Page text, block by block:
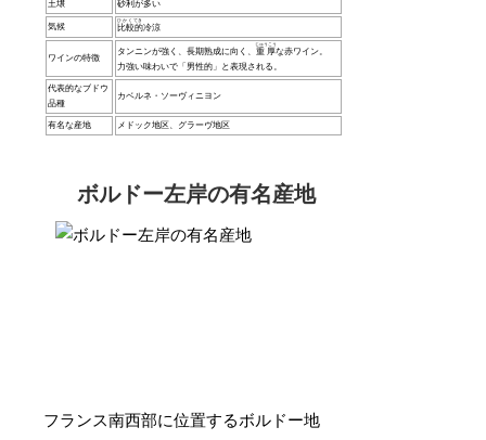
土壌 砂利が多い
気候 比較的
ひかくてき
冷涼
ワインの特徴
タンニンが強く、長期熟成に向く、重厚
じゅうこう
な赤ワイン。
力強い味わいで「男性的」と表現される。
代表的なブドウ
品種
カベルネ・ソーヴィニヨン
有名な産地 メドック地区、グラーヴ地区
ボルドー左岸の有名産地
フランス南西部に位置するボルドー地